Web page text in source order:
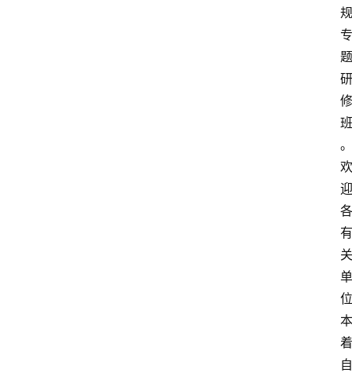
规
专
题
研
修
班
。
欢
迎
各
有
关
单
位
本
着
自